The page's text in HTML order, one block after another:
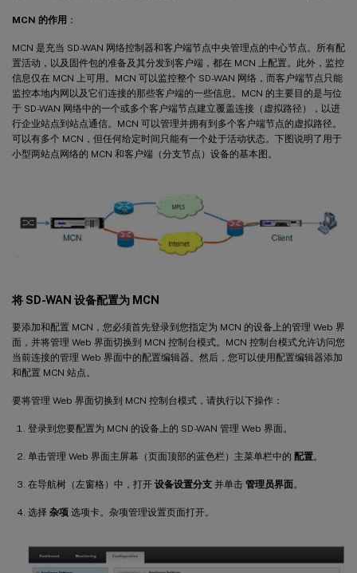
MCN 的作用 ：
MCN 是充当 SD-WAN 网络控制器和客户端节点中央管理点的中心节点。所有配
置活动，以及固件包的准备及其分发到客户端，都在 MCN 上配置。此外，监控
信息仅在 MCN 上可用。MCN 可以监控整个 SD-WAN 网络，而客户端节点只能
监控本地内网以及它们连接的那些客户端的一些信息。MCN 的主要目的是与位
于 SD-WAN 网络中的一个或多个客户端节点建立覆盖连接（虚拟路径），以进
行企业站点到站点通信。MCN 可以管理并拥有到多个客户端节点的虚拟路径。
可以有多个 MCN，但任何给定时间只能有一个处于活动状态。下图说明了用于
小型两站点网络的 MCN 和客户端（分支节点）设备的基本图。
将 SD-WAN 设备配置为 MCN
要添加和配置 MCN，您必须首先登录到您指定为 MCN 的设备上的管理 Web 界
面，并将管理 Web 界面切换到 MCN 控制台模式。MCN 控制台模式允许访问您
当前连接的管理 Web 界面中的配置编辑器。然后，您可以使用配置编辑器添加
和配置 MCN 站点。
要将管理 Web 界面切换到 MCN 控制台模式，请执行以下操作：
登录到您要配置为 MCN 的设备上的 SD-WAN 管理 Web 界面。
单击管理 Web 界面主屏幕（页面顶部的蓝色栏）主菜单栏中的 配置。
在导航树（左窗格）中，打开 设备设置分支 并单击 管理员界面。
选择 杂项 选项卡。杂项管理设置页面打开。